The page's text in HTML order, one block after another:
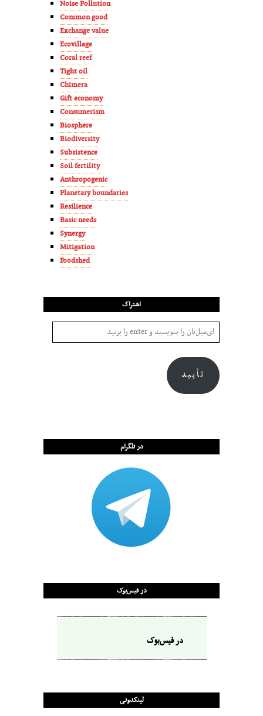
Noise Pollution
Common good
Exchange value
Ecovillage
Coral reef
Tight oil
Chimera
Gift economy
Consumerism
Biosphere
Biodiversity
Subsistence
Soil fertility
Anthropogenic
Planetary boundaries
Resilience
Basic needs
Synergy
Mitigation
Foodshed
اشتراک
تأیید
در تلگرام
در فیس‌بوک
در فیس‌بوک
لینکدونی